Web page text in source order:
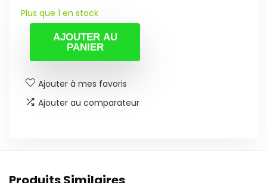
Plus que 1 en stock
AJOUTER AU
PANIER
Ajouter à mes favoris
Ajouter au comparateur